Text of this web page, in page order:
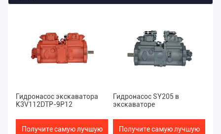
Гидронасос экскаватора
K3V112DTP-9P12
Получите самую лучшую
Гидронасос SY205 в
экскаваторе
Получите самую лучшую